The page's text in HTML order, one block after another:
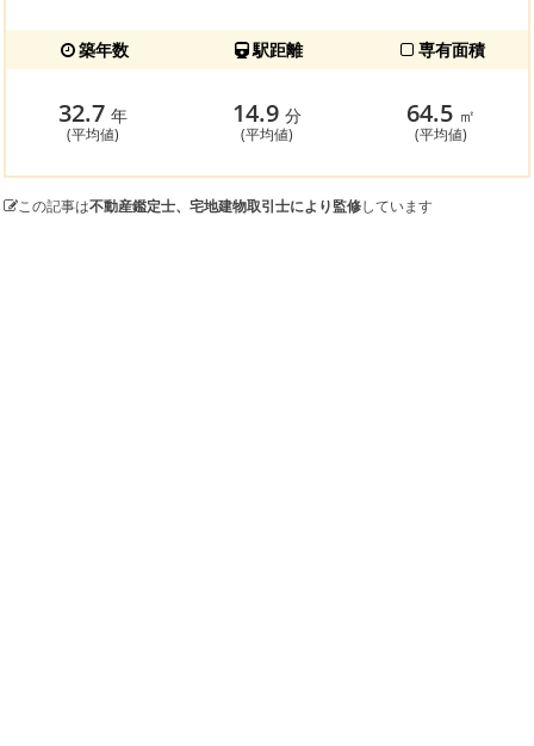
築年数 駅距離 専有面積
32.7 年
(平均値)
14.9 分
(平均値)
64.5 ㎡
(平均値)
この記事は不動産鑑定士、宅地建物取引士により監修しています